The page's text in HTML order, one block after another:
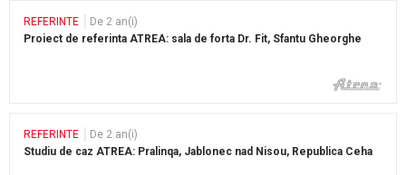
REFERINTE
De 2 an(i)
Proiect de referinta ATREA: sala de forta Dr. Fit, Sfantu Gheorghe
REFERINTE
De 2 an(i)
Studiu de caz ATREA: Pralinqa, Jablonec nad Nisou, Republica Ceha